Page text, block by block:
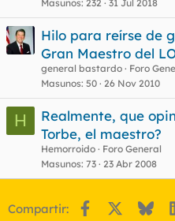
Masunos 232 31 Jul 2018
Hilo para reírse de
Gran Maestro del
general bastardo
Foro
Masunos 50 26 Nov 2010
H
Realmente, que
Torbe, el maestro?
Hemorroido
Foro General
Masunos 73 23 Abr 2008
Compartir: Facebook